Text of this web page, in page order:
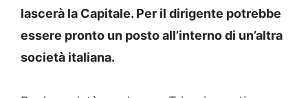
lascerà la Capitale. Per il dirigente potrebbe
essere pronto un posto all’interno di un’altra
società italiana.